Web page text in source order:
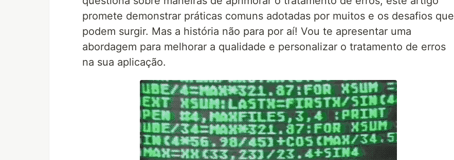
promete demonstrar práticas comuns adotadas por muitos e os desafios que
podem surgir. Mas a história não para por aí! Vou te apresentar uma
abordagem para melhorar a qualidade e personalizar o tratamento de erros
na sua aplicação.